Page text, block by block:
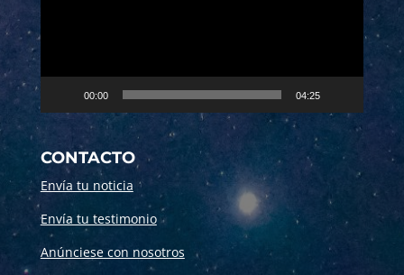
00:00 04:25
CONTACTO
Envía tu noticia
Envía tu testimonio
Anúnciese con nosotros